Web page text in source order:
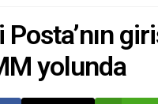
Posta’nın
yolunda